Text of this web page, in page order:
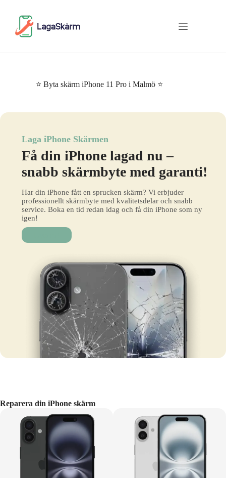
⭐ Byta skärm iPhone 11 Pro i Malmö ⭐
Laga iPhone Skärmen
Få din iPhone lagad nu –
snabb skärmbyte med garanti!
Har din iPhone fått en sprucken skärm? Vi erbjuder
professionellt skärmbyte med kvalitetsdelar och snabb
service. Boka en tid redan idag och få din iPhone som ny
igen!
Reparera din iPhone skärm